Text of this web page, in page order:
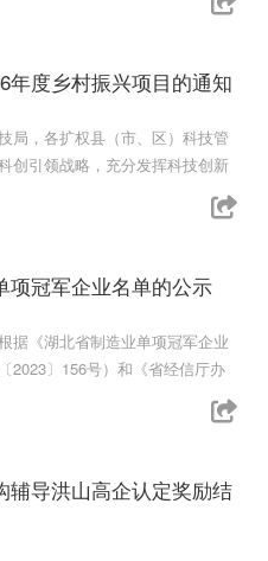
年度乡村振兴项目的通知
局，各扩权县（市、区）科技管
创引领战略，充分发挥科技创新
项冠军企业名单的公示
据《湖北省制造业单项冠军企业
2023〕156号）和《省经信厅办
辅导洪山高企认定奖励结